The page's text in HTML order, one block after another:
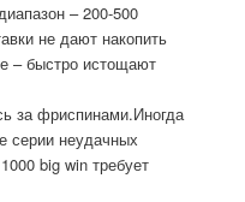
– 200-500
не дают накопить
– быстро истощают
за фриспинами.Иногда
серии неудачных
big win требует